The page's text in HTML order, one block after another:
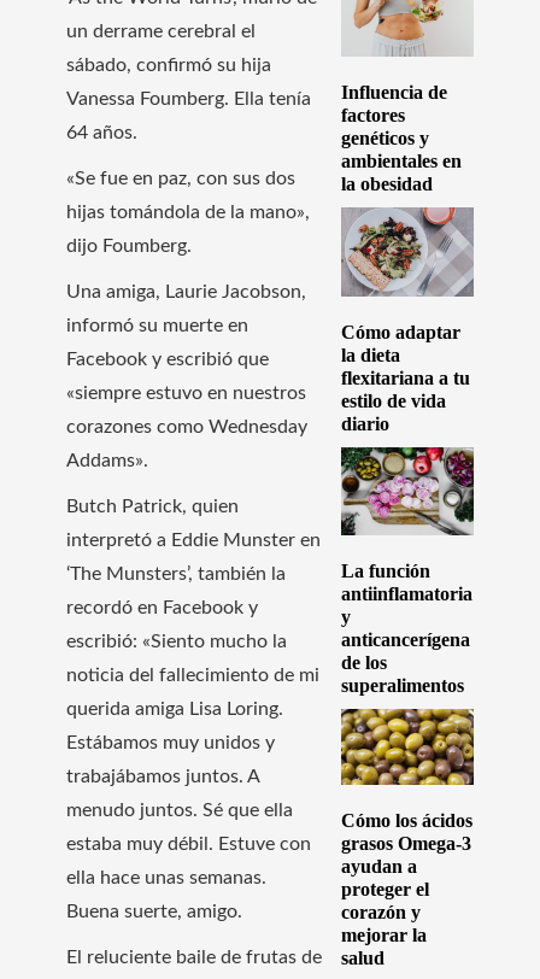
un derrame cerebral el
sábado, confirmó su hija
Vanessa Foumberg. Ella tenía
64 años.
«Se fue en paz, con sus dos
hijas tomándola de la mano»,
dijo Foumberg.
Una amiga, Laurie Jacobson,
informó su muerte en
Facebook y escribió que
«siempre estuvo en nuestros
corazones como Wednesday
Addams».
Butch Patrick, quien
interpretó a Eddie Munster en
‘The Munsters’, también la
recordó en Facebook y
escribió: «Siento mucho la
noticia del fallecimiento de mi
querida amiga Lisa Loring.
Estábamos muy unidos y
trabajábamos juntos. A
menudo juntos. Sé que ella
estaba muy débil. Estuve con
ella hace unas semanas.
Buena suerte, amigo.
El reluciente baile de frutas de
Influencia de
factores
genéticos y
ambientales en
la obesidad
Cómo adaptar
la dieta
flexitariana a tu
estilo de vida
diario
La función
antiinflamatoria
y
anticancerígena
de los
superalimentos
Cómo los ácidos
grasos Omega-3
ayudan a
proteger el
corazón y
mejorar la
salud